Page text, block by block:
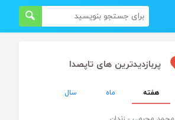
پربازدیدترین های تاپصدا
هفته ماه سال